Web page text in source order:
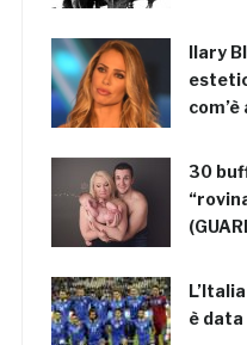
Ilary
30
è